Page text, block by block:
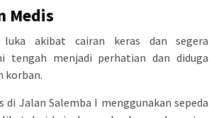
Medis
akibat cairan keras dan segera
tengah menjadi perhatian dan diduga
korban.
Jalan Salemba I menggunakan sepeda